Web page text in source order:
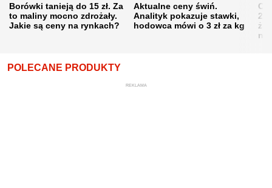
Borówki tanieją do 15 zł. Za
to maliny mocno zdrożały.
Jakie są ceny na rynkach?
Aktualne ceny świń.
Analityk pokazuje stawki,
hodowca mówi o 3 zł za kg
POLECANE PRODUKTY
REKLAMA